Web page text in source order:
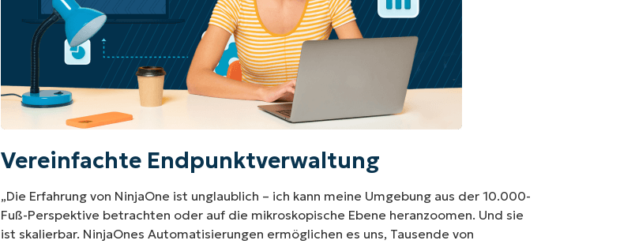
Vereinfachte Endpunktverwaltung
„Die Erfahrung von NinjaOne ist unglaublich – ich kann meine Umgebung aus der 10.000-
Fuß-Perspektive betrachten oder auf die mikroskopische Ebene heranzoomen. Und sie
ist skalierbar. NinjaOnes Automatisierungen ermöglichen es uns, Tausende von